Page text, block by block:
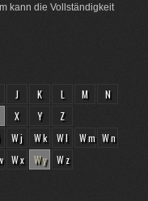
kann die Vollständigkeit
J K L M
N
X Y
Z
Wj Wk Wl Wm Wn
Wx Wy Wz